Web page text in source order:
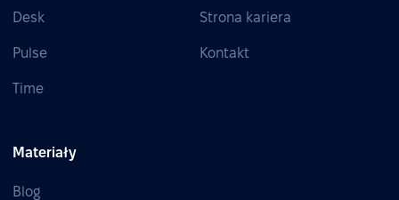
Desk
Pulse
Time
Strona kariera
Kontakt
Materiały
Blog